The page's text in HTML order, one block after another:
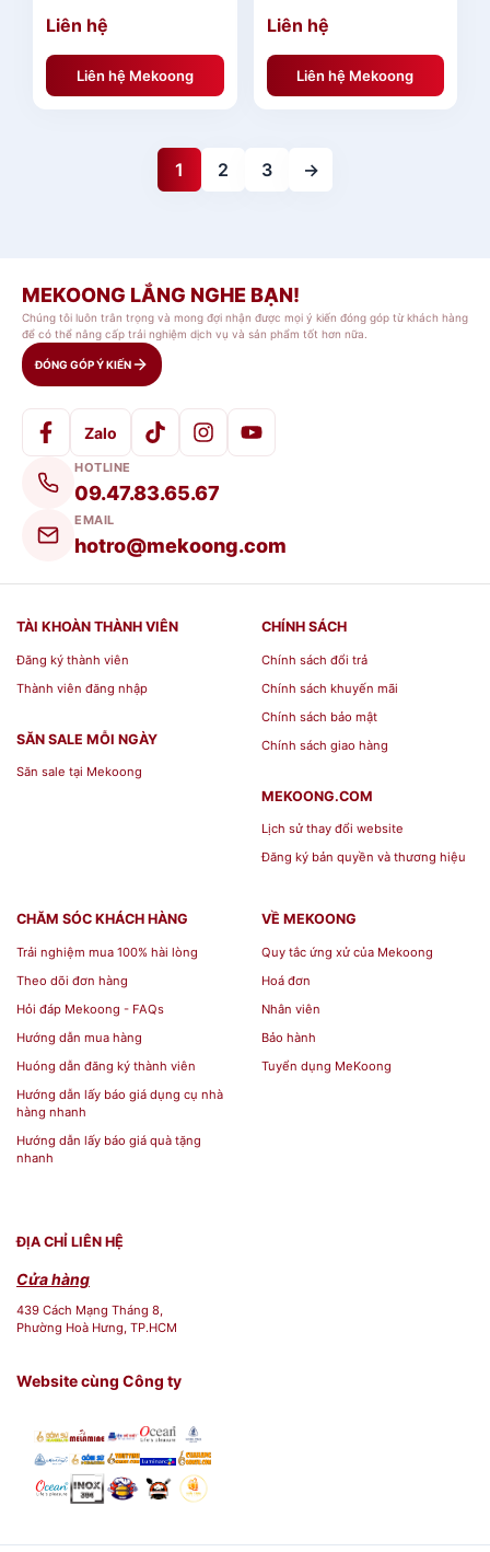
Liên hệ
Liên hệ Mekoong
Liên hệ
Liên hệ Mekoong
1 2 3 →
MEKOONG LẮNG NGHE BẠN!
Chúng tôi luôn trân trọng và mong đợi nhận được mọi ý kiến đóng góp từ khách hàng
để có thể nâng cấp trải nghiệm dịch vụ và sản phẩm tốt hơn nữa.
ĐÓNG GÓP Ý KIẾN
Zalo
HOTLINE
09.47.83.65.67
EMAIL
hotro@mekoong.com
TÀI KHOÀN THÀNH VIÊN
Đăng ký thành viên
Thành viên đăng nhập
SĂN SALE MỖI NGÀY
Săn sale tại Mekoong
CHÍNH SÁCH
Chính sách đổi trả
Chính sách khuyến mãi
Chính sách bảo mật
Chính sách giao hàng
MEKOONG.COM
Lịch sử thay đổi website
Đăng ký bản quyền và thương hiệu
CHĂM SÓC KHÁCH HÀNG
Trải nghiệm mua 100% hài lòng
Theo dõi đơn hàng
Hỏi đáp Mekoong - FAQs
Hướng dẫn mua hàng
Huóng dẫn đăng ký thành viên
Hướng dẫn lấy báo giá dụng cụ nhà
hàng nhanh
Hướng dẫn lấy báo giá quà tặng
nhanh
VỀ MEKOONG
Quy tắc ứng xử của Mekoong
Hoá đơn
Nhân viên
Bảo hành
Tuyển dụng MeKoong
ĐỊA CHỈ LIÊN HỆ
Cửa hàng
439 Cách Mạng Tháng 8,
Phường Hoà Hưng, TP.HCM
Website cùng Công ty